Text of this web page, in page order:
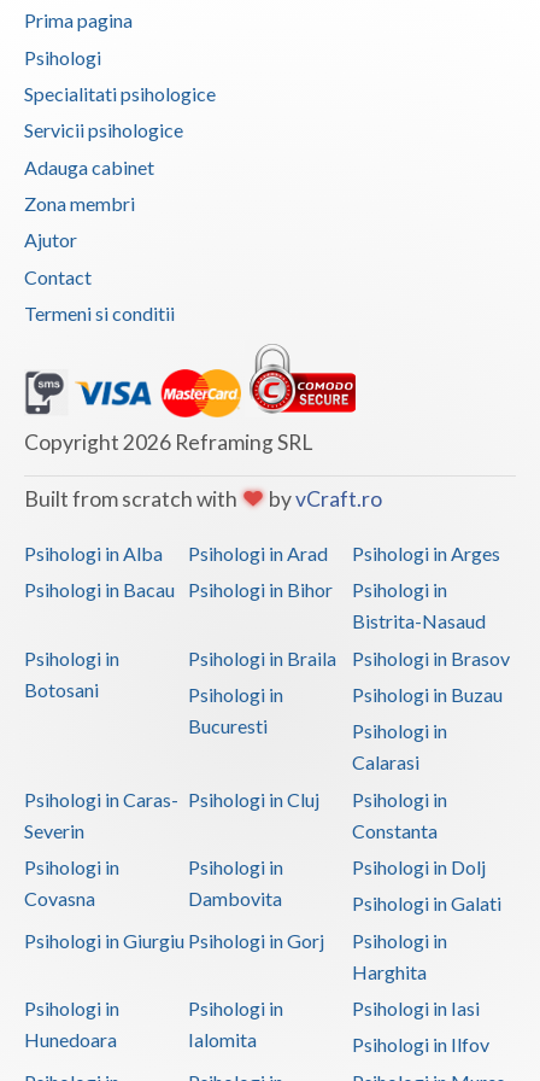
Examinare si avizare psihologica in vederea cal... (2)
Examinare si avizare psihologica in vederea ins... (2)
Examinare si avizare psihologica in vederea obt... (2)
Examinari psihologice in vederea evaluarii depr... (2)
Examinari psihologice in vederea evaluarii star... (2)
Examinari psihologice in vederea obtinerii cert... (2)
Examinari psihologice in vederea obtinerii pens... (1)
Examinari psihologice in vederea prelungirii co... (1)
Interventie psihologica in tulburarile de invatare (1)
Interventie psihologica online (1)
Interventie psihoterapeutica in kleptomanie (1)
Interventie psihoterapeutica in mutismul selectiv (1)
Interventie psihoterapeutica in piromanie (1)
Interventie psihoterapeutica in probleme de cuplu
Interventie psihoterapeutica in trichotilomanie (1)
Interventie psihoterapeutica in tulburarea ADHD...
(1)
Interventie psihoterapeutica in tulburarea Aspe... (1)
Interventie psihoterapeutica in tulburarea Rett (1)
Interventie psihoterapeutica in tulburarea Tour... (1)
Prima pagina
Psihologi
Specialitati psihologice
Servicii psihologice
Adauga cabinet
Zona membri
Ajutor
Contact
Termeni si conditii
Copyright 2026 Reframing SRL
Built from scratch with byvCraft.ro
Psihologi in Alba Psihologi in Arad
Psihologi in Arges
Psihologi in Bacau
Psihologi in Bihor
Psihologi in
Bistrita-Nasaud
Psihologi in
Botosani
Psihologi in Braila
Psihologi in Brasov
Psihologi in
Bucuresti
Psihologi in Buzau
Psihologi in
Calarasi
Psihologi in Caras-
Severin
Psihologi in Cluj
Psihologi in
Constanta
Psihologi in
Covasna
Psihologi in
Dambovita
Psihologi in Dolj
Psihologi in Galati
Psihologi in Giurgiu Psihologi in Gorj
Psihologi in
Harghita
Psihologi in
Hunedoara
Psihologi in
Ialomita
Psihologi in Iasi
Psihologi in Ilfov